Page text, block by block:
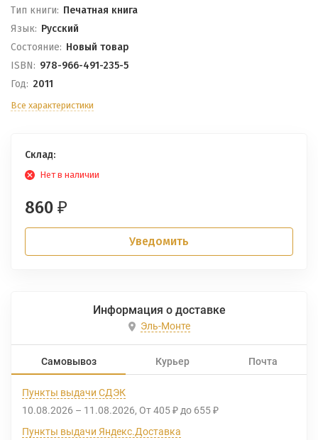
Тип книги: Печатная книга
Язык: Русский
Состояние: Новый товар
ISBN: 978-966-491-235-5
Год: 2011
Все характеристики
Склад:
Нет в наличии
860 ₽
Уведомить
Информация о доставке
Эль-Монте
Самовывоз Курьер Почта
Пункты выдачи СДЭК
10.08.2026 – 11.08.2026 От 405 ₽ до 655 ₽
Пункты выдачи Яндекс.Доставка